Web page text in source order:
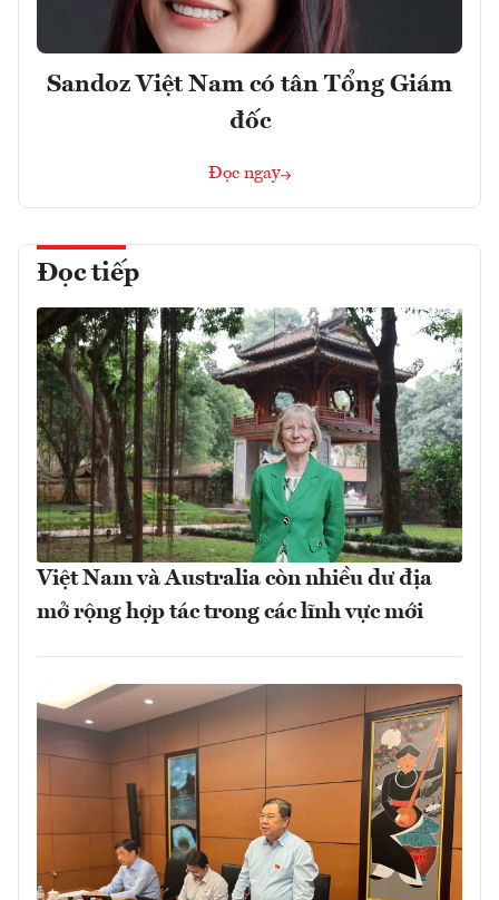
Sandoz Việt Nam có tân Tổng Giám
đốc
Đọc ngay
Đọc tiếp
Việt Nam và Australia còn nhiều dư địa
mở rộng hợp tác trong các lĩnh vực mới